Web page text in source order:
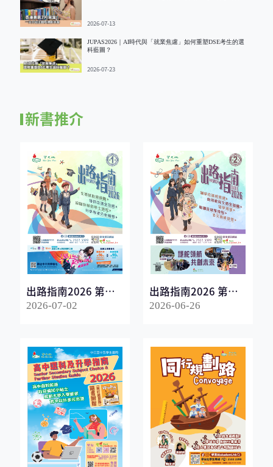
2026-07-13
JUPAS2026｜AI時代與「就業焦慮」如何重塑DSE考生的選
科藍圖？
2026-07-23
新書推介
出路指南2026 第一
冊
2026-07-02
出路指南2026 第二
冊
2026-06-26